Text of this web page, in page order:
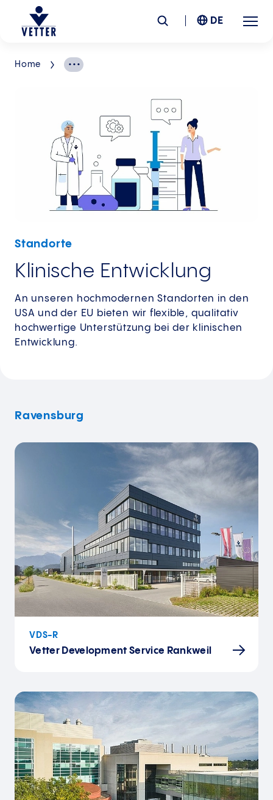
Unternehmen
Services
Standorte
DE
Home
Standorte
Klinische Entwicklung
An unseren hochmodernen Standorten in den
USA und der EU bieten wir flexible, qualitativ
hochwertige Unterstützung bei der klinischen
Entwicklung.
Ravensburg
VDS-R
Vetter Development Service Rankweil